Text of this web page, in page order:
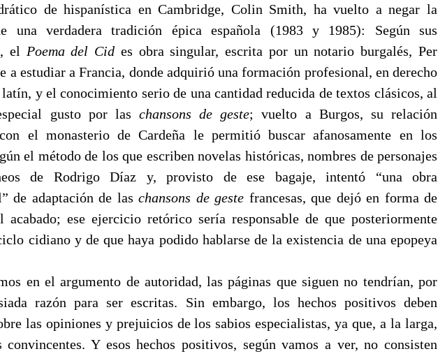
de hispanística en Cambridge, Colin Smith, ha vuelto a negar la
una verdadera tradición épica española (1983 y 1985): Según sus
el Poema del Cid es obra singular, escrita por un notario burgalés, Per
a estudiar a Francia, donde adquirió una formación profesional, en derecho
y el conocimiento serio de una cantidad reducida de textos clásicos, al
gusto por las chansons de geste; vuelto a Burgos, su relación
el monasterio de Cardeña le permitió buscar afanosamente en los
el método de los que escriben novelas históricas, nombres de personajes
de Rodrigo Díaz y, provisto de ese bagaje, intentó “una obra
de adaptación de laschansons de geste francesas, que dejó en forma de
acabado; ese ejercicio retórico sería responsable de que posteriormente
cidiano y de que haya podido hablarse de la existencia de una epopeya
en el argumento de autoridad, las páginas que siguen no tendrían, por
razón para ser escritas. Sin embargo, los hechos positivos deben
las opiniones y prejuicios de los sabios especialistas, ya que, a la larga,
convincentes. Y esos hechos positivos, según vamos a ver, no consisten